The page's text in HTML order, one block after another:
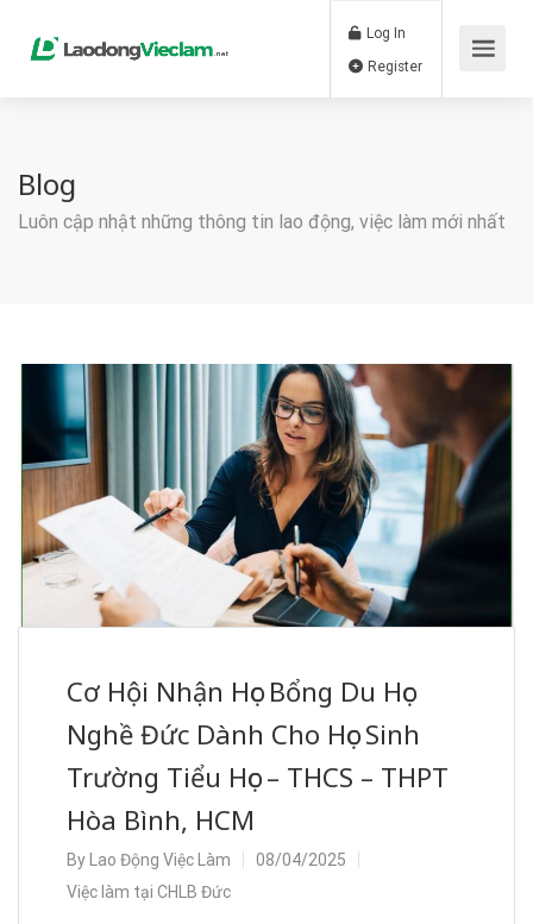
Log In
Blog
Luôn cập nhật những thông tin lao động, việc làm mới nhất
Cơ Hội Nhận Học Bổng Du Học
Nghề Đức Dành Cho Học Sinh
Trường Tiểu Học – THCS – THPT
Hòa Bình, HCM
By Lao Động Việc Làm
08/04/2025
Việc làm tại CHLB Đức